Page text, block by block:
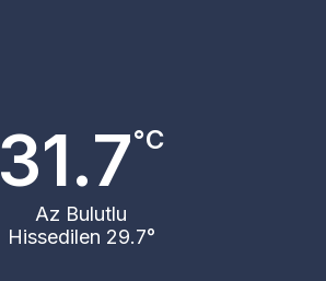
31.7°C
Az Bulutlu
Hissedilen 29.7°